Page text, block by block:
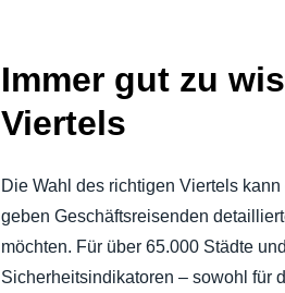
Immer gut zu
Viertels
Die Wahl des richtigen Viertels
geben Geschäftsreisenden
möchten. Für über 65.000 Städte
Sicherheitsindikatoren – sowohl für